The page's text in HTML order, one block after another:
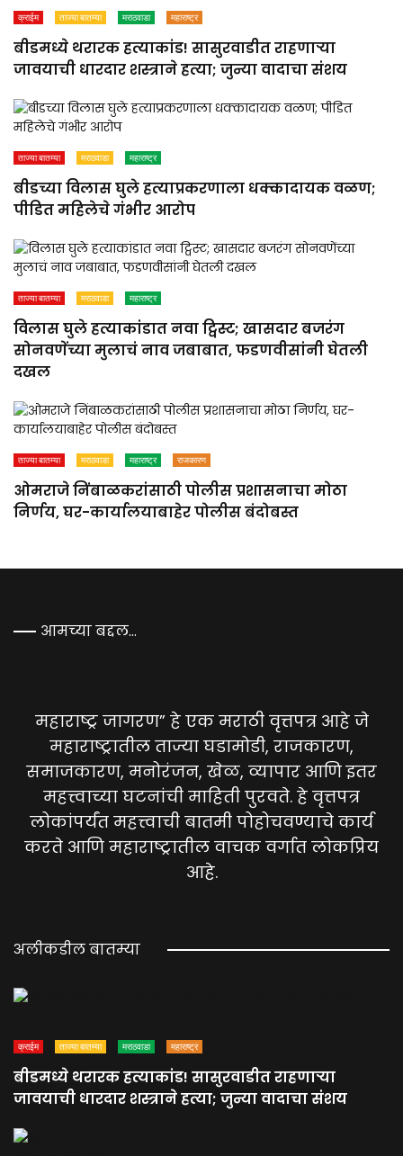
क्राईम ताज्या बातम्या मराठवाडा महाराष्ट्र
बीडमध्ये थरारक हत्याकांड! सासुरवाडीत राहणाऱ्या
जावयाची धारदार शस्त्राने हत्या; जुन्या वादाचा संशय
ताज्या बातम्या मराठवाडा महाराष्ट्र
बीडच्या विलास घुले हत्याप्रकरणाला धक्कादायक वळण;
पीडित महिलेचे गंभीर आरोप
ताज्या बातम्या मराठवाडा महाराष्ट्र
विलास घुले हत्याकांडात नवा ट्विस्ट; खासदार बजरंग
सोनवणेंच्या मुलाचं नाव जबाबात, फडणवीसांनी घेतली
दखल
ताज्या बातम्या मराठवाडा महाराष्ट्र राजकारण
ओमराजे निंबाळकरांसाठी पोलीस प्रशासनाचा मोठा
निर्णय, घर-कार्यालयाबाहेर पोलीस बंदोबस्त
आमच्या बद्दल…
महाराष्ट्र जागरण” हे एक मराठी वृत्तपत्र आहे जे
महाराष्ट्रातील ताज्या घडामोडी, राजकारण,
समाजकारण, मनोरंजन, खेळ, व्यापार आणि इतर
महत्त्वाच्या घटनांची माहिती पुरवते. हे वृत्तपत्र
लोकांपर्यंत महत्त्वाची बातमी पोहोचवण्याचे कार्य
करते आणि महाराष्ट्रातील वाचक वर्गात लोकप्रिय
आहे.
अलीकडील बातम्या
क्राईम ताज्या बातम्या मराठवाडा महाराष्ट्र
बीडमध्ये थरारक हत्याकांड! सासुरवाडीत राहणाऱ्या
जावयाची धारदार शस्त्राने हत्या; जुन्या वादाचा संशय